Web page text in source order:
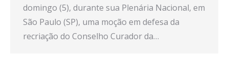
domingo (5), durante sua Plenária Nacional, em
São Paulo (SP), uma moção em defesa da
recriação do Conselho Curador da…